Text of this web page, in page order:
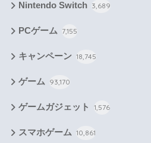
Nintendo Switch 3,689
PCゲーム 7,155
キャンペーン 18,745
ゲーム 93,170
ゲームガジェット 1,576
スマホゲーム 10,861